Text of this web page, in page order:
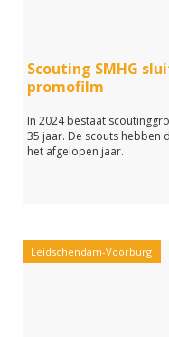
Scouting SMHG
promofilm
In 2024 bestaat
35 jaar. De scouts hebben
het afgelopen jaar.
Leidschendam-Voorburg